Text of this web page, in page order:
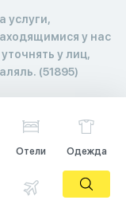
услуги,
у нас
у лиц,
(51895)
Отели Одежда